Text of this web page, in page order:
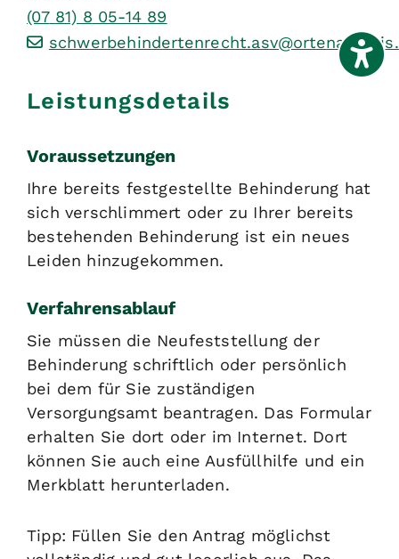
(07 81) 8 05-14 89
Leistungsdetails
Voraussetzungen
Ihre bereits festgestellte Behinderung hat
sich verschlimmert oder zu Ihrer bereits
bestehenden Behinderung ist ein neues
Leiden hinzugekommen.
Verfahrensablauf
Sie müssen die Neufeststellung der
Behinderung schriftlich oder persönlich
bei dem für Sie zuständigen
Versorgungsamt beantragen. Das Formular
erhalten Sie dort oder im Internet. Dort
können Sie auch eine Ausfüllhilfe und ein
Merkblatt herunterladen.
Tipp: Füllen Sie den Antrag möglichst